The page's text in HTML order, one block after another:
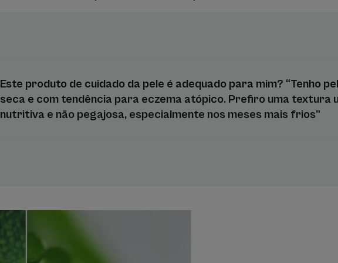
com BIOVECT, um vector de origem
Textura
Este produto de cuidado da pele é adequado para mim? “Tenho
seca e com tendência para eczema atópico. Prefiro uma textura
nutritiva e não pegajosa, especialmente nos meses mais frios"